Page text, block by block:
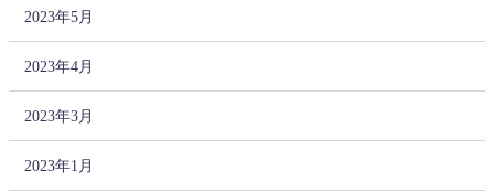
2023年5月
2023年4月
2023年3月
2023年1月